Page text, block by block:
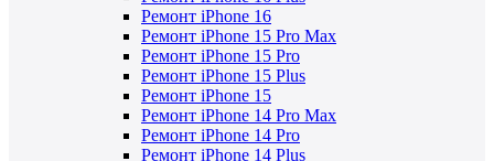
Ремонт iPhone 16
Ремонт iPhone 15 Pro Max
Ремонт iPhone 15 Pro
Ремонт iPhone 15 Plus
Ремонт iPhone 15
Ремонт iPhone 14 Pro Max
Ремонт iPhone 14 Pro
Ремонт iPhone 14 Plus